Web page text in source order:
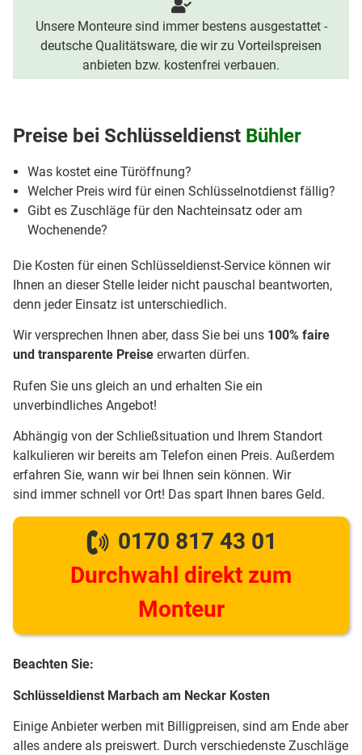
Unsere Monteure sind immer bestens ausgestattet -
deutsche Qualitätsware, die wir zu Vorteilspreisen
anbieten bzw. kostenfrei verbauen.
Preise bei Schlüsseldienst Bühler
Was kostet eine Türöffnung?
Welcher Preis wird für einen Schlüsselnotdienst fällig?
Gibt es Zuschläge für den Nachteinsatz oder am
Wochenende?
Die Kosten für einen Schlüsseldienst-Service können wir
Ihnen an dieser Stelle leider nicht pauschal beantworten,
denn jeder Einsatz ist unterschiedlich.
Wir versprechen Ihnen aber, dass Sie bei uns 100% faire
und transparente Preise erwarten dürfen.
Rufen Sie uns gleich an und erhalten Sie ein
unverbindliches Angebot!
Abhängig von der Schließsituation und Ihrem Standort
kalkulieren wir bereits am Telefon einen Preis. Außerdem
erfahren Sie, wann wir bei Ihnen sein können. Wir
sind immer schnell vor Ort! Das spart Ihnen bares Geld.
0170 817 43 01
Durchwahl direkt zum
Monteur
Beachten Sie:
Schlüsseldienst Marbach am Neckar Kosten
Einige Anbieter werben mit Billigpreisen, sind am Ende aber
alles andere als preiswert. Durch verschiedenste Zuschläge